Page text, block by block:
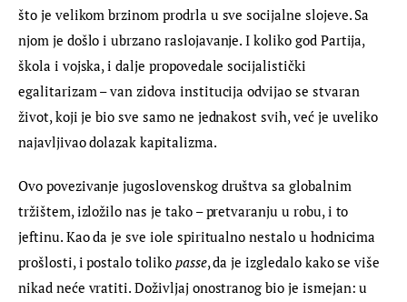
što je velikom brzinom prodrla u sve socijalne slojeve. Sa
njom je došlo i ubrzano raslojavanje. I koliko god Partija,
škola i vojska, i dalje propovedale socijalistički
egalitarizam – van zidova institucija odvijao se stvaran
život, koji je bio sve samo ne jednakost svih, već je uveliko
najavljivao dolazak kapitalizma.
Ovo povezivanje jugoslovenskog društva sa globalnim
tržištem, izložilo nas je tako – pretvaranju u robu, i to
jeftinu. Kao da je sve iole spiritualno nestalo u hodnicima
prošlosti, i postalo toliko passe, da je izgledalo kako se više
nikad neće vratiti. Doživljaj onostranog bio je ismejan: u